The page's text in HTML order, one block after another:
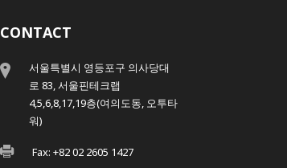
CONTACT
서울특별시 영등포구 의사당대
로 83, 서울핀테크랩
4,5,6,8,17,19층(여의도동, 오투타
워)
Fax: +82 02 2605 1427